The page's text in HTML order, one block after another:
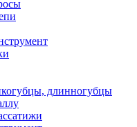
длинногубцы